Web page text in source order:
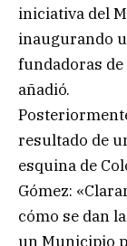
iniciativa del
inaugurando
fundadoras
añadió.
resultado de
esquina de
Gómez:
cómo se dan
un Municipio